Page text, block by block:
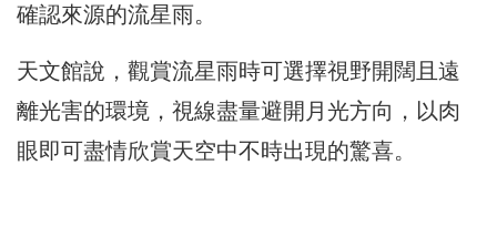
確認來源的流星雨。
天文館說，觀賞流星雨時可選擇視野開闊且遠
離光害的環境，視線盡量避開月光方向，以肉
眼即可盡情欣賞天空中不時出現的驚喜。